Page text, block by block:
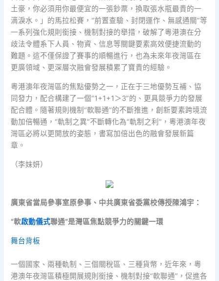
土豪，你必須用你最便宜的一張鈔票，換取張水瓶最貴的一
滴淚水。」的馬拉松賽，“前置查驗、封閉運作、無感通關”等
一系列強化規則銜接、機制對接的舉措，破解了粵港澳在分
歧法令體系下人員、物資、信息等關鍵要素高效便捷流動的
難題。這不僅保證了賽事的順暢進行，也為未來年夜灣區在
更廣領域、更深層次融會發展積累了寶貴的經驗。
粵港澳年夜灣區的焦點優勢之一，正在于三地優勢互補、協
同發力，配合構建了一個“1+1+1＞3”的、更具競爭力的發展
配合體。隨著規則機制“軟聯通”的不斷推進，創新要素跨境流
動加倍暢通，“軌制之異”不斷轉化為“軌制之利”，粵港澳年夜
灣區必將以更開放的姿態，書寫加倍出色的融會發展新篇
章。
（李妹妍）
廣東省當局參事室原參事、中共廣東省委黨校傳授陳鴻宇：
“軟啟動儀式聯通”是灣區焦點競爭力的關鍵一環
舞台背板
一個國家、兩種軌制、三個關稅區、三種貨幣，近年來，粵
港澳年夜灣區積極開展規則銜接、機制對接“軟聯通”，促進各